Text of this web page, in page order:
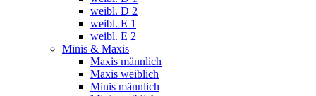
weibl. D 2
weibl. E 1
weibl. E 2
Minis & Maxis
Maxis männlich
Maxis weiblich
Minis männlich